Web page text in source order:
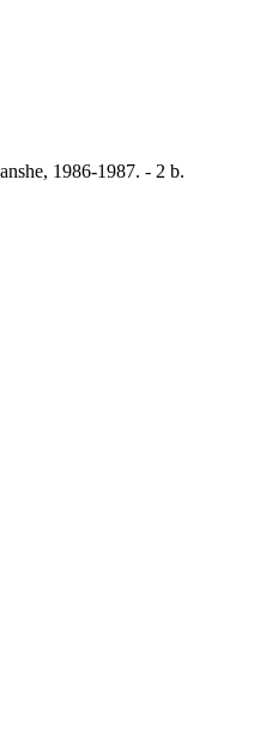
1986-1987. - 2 b.